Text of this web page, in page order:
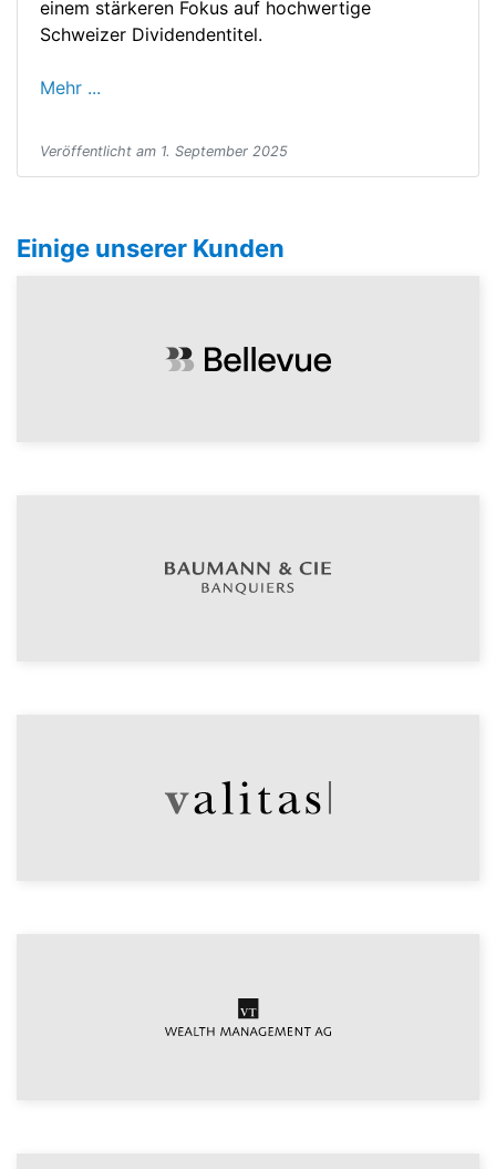
einem stärkeren Fokus auf hochwertige
Schweizer Dividendentitel.
Mehr ...
Veröffentlicht am 1. September 2025
Einige unserer Kunden